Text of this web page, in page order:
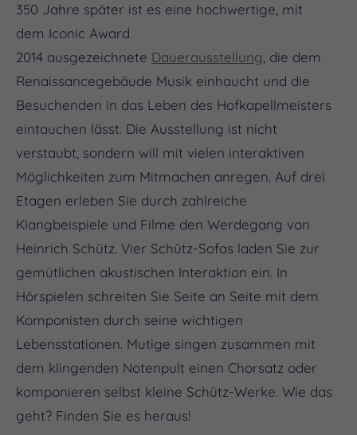
350 Jahre später ist es eine hochwertige, mit
dem Iconic Award
2014 ausgezeichnete Dauerausstellung , die dem
Renaissancegebäude Musik einhaucht und die
Besuchenden in das Leben des Hofkapellmeisters
eintauchen lässt. Die Ausstellung ist nicht
verstaubt, sondern will mit vielen interaktiven
Möglichkeiten zum Mitmachen anregen. Auf drei
Etagen erleben Sie durch zahlreiche
Klangbeispiele und Filme den Werdegang von
Heinrich Schütz. Vier Schütz-Sofas laden Sie zur
gemütlichen akustischen Interaktion ein. In
Hörspielen schreiten Sie Seite an Seite mit dem
Komponisten durch seine wichtigen
Lebensstationen. Mutige singen zusammen mit
dem klingenden Notenpult einen Chorsatz oder
komponieren selbst kleine Schütz-Werke. Wie das
geht? Finden Sie es heraus!